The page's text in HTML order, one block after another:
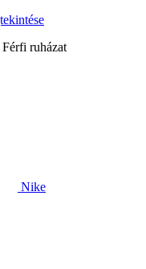
Férfi ruházat
Nike